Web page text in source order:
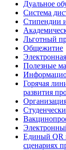
Дуальное
Система
Стипендии
Льготный
Общежитие
Полезные
Горячая
развития
Единый QR
сценариях